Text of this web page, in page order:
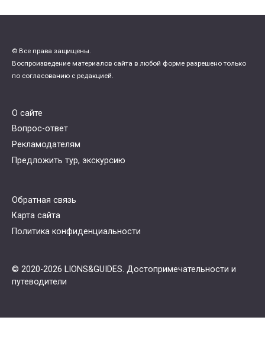
© Все права защищены.
Воспроизведение материалов сайта в любой форме разрешено только
по согласованию с редакцией.
О сайте
Вопрос-ответ
Рекламодателям
Предложить тур, экскурсию
Обратная связь
Карта сайта
Политика конфиденциальности
© 2020-2026 LIONS&GUIDES. Достопримечательности и
путеводители